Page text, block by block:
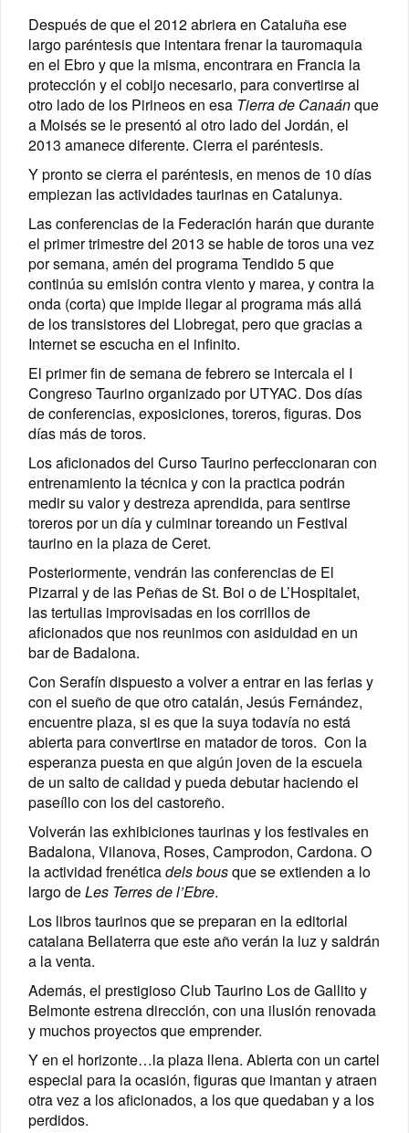
Después de que el 2012 abriera en Cataluña ese
largo paréntesis que intentara frenar la tauromaquia
en el Ebro y que la misma, encontrara en Francia la
protección y el cobijo necesario, para convertirse al
otro lado de los Pirineos en esa Tierra de Canaánque
a Moisés se le presentó al otro lado del Jordán, el
2013 amanece diferente. Cierra el paréntesis.
Y pronto se cierra el paréntesis, en menos de 10 días
empiezan las actividades taurinas en Catalunya.
Las conferencias de la Federación harán que durante
el primer trimestre del 2013 se hable de toros una vez
por semana, amén del programa Tendido 5 que
continúa su emisión contra viento y marea, y contra la
onda (corta) que impide llegar al programa más allá
de los transistores del Llobregat, pero que gracias a
Internet se escucha en el infinito.
El primer fin de semana de febrero se intercala el I
Congreso Taurino organizado por UTYAC. Dos días
de conferencias, exposiciones, toreros, figuras. Dos
días más de toros.
Los aficionados del Curso Taurino perfeccionaran con
entrenamiento la técnica y con la practica podrán
medir su valor y destreza aprendida, para sentirse
toreros por un día y culminar toreando un Festival
taurino en la plaza de Ceret.
Posteriormente, vendrán las conferencias de El
Pizarral y de las Peñas de St. Boi o de L’Hospitalet,
las tertulias improvisadas en los corrillos de
aficionados que nos reunimos con asiduidad en un
bar de Badalona.
Con Serafín dispuesto a volver a entrar en las ferias y
con el sueño de que otro catalán, Jesús Fernández,
encuentre plaza, si es que la suya todavía no está
abierta para convertirse en matador de toros. Con la
esperanza puesta en que algún joven de la escuela
de un salto de calidad y pueda debutar haciendo el
paseíllo con los del castoreño.
Volverán las exhibiciones taurinas y los festivales en
Badalona, Vilanova, Roses, Camprodon, Cardona. O
la actividad frenéticadels bousque se extienden a lo
largo deLes Terres de l’Ebre.
Los libros taurinos que se preparan en la editorial
catalana Bellaterra que este año verán la luz y saldrán
a la venta.
Además, el prestigioso Club Taurino Los de Gallito y
Belmonte estrena dirección, con una ilusión renovada
y muchos proyectos que emprender.
Y en el horizonte…la plaza llena. Abierta con un cartel
especial para la ocasión, figuras que imantan y atraen
otra vez a los aficionados, a los que quedaban y a los
perdidos.